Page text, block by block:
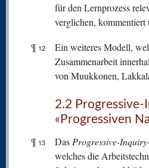
für den Lernprozess
verglichen,
¶ 12
Ein weiteres Modell,
Zusammenarbeit
von Muukkonen,
2.2
«Progressiven
¶ 13 Das Progressive-Inquiry
welches die